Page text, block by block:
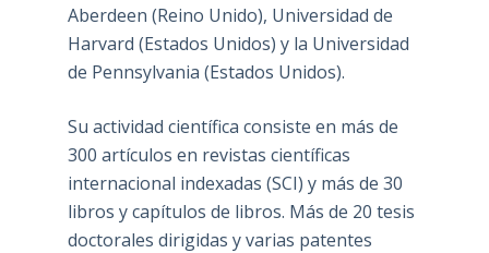
Aberdeen (Reino Unido), Universidad de
Harvard (Estados Unidos) y la Universidad
de Pennsylvania (Estados Unidos).
Su actividad científica consiste en más de
300 artículos en revistas científicas
internacional indexadas (SCI) y más de 30
libros y capítulos de libros. Más de 20 tesis
doctorales dirigidas y varias patentes